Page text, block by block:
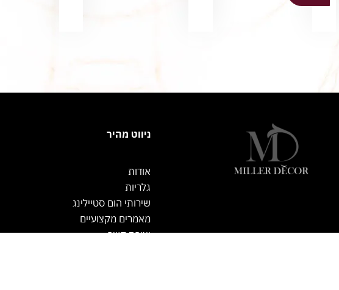
ניווט מהיר
אודות
גלריות
שירותי הום סטיילינג
מאמרים מקצועיים
יצירת קשר